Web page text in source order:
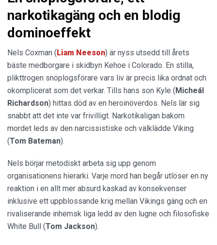
narkotikagäng och en blodig
dominoeffekt
Nels Coxman (Liam Neeson) är nyss utsedd till årets
bäste medborgare i skidbyn Kehoe i Colorado. En stilla,
plikttrogen snöplogsförare vars liv är precis lika ordnat och
okomplicerat som det verkar. Tills hans son Kyle (Micheál
Richardson) hittas död av en heroinöverdos. Nels lär sig
snabbt att det inte var frivilligt. Narkotikaligan bakom
mordet leds av den narcissistiske och välklädde Viking
(Tom Bateman).
Nels börjar metodiskt arbeta sig upp genom
organisationens hierarki. Varje mord han begår utlöser en ny
reaktion i en allt mer absurd kaskad av konsekvenser
inklusive ett uppblossande krig mellan Vikings gäng och en
rivaliserande inhemsk liga ledd av den lugne och filosofiske
White Bull (Tom Jackson).